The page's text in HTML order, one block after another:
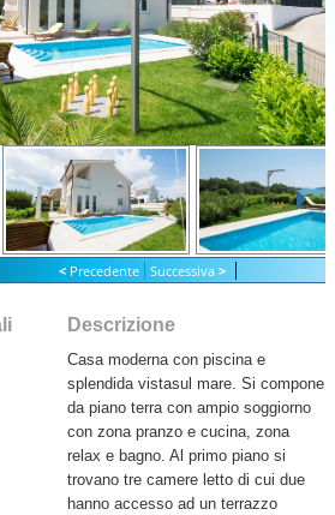
< Precedente Successiva >
Descrizione
Casa moderna con piscina e
splendida vistasul mare. Si compone
da piano terra con ampio soggiorno
con zona pranzo e cucina, zona
relax e bagno. Al primo piano si
trovano tre camere letto di cui due
hanno accesso ad un terrazzo